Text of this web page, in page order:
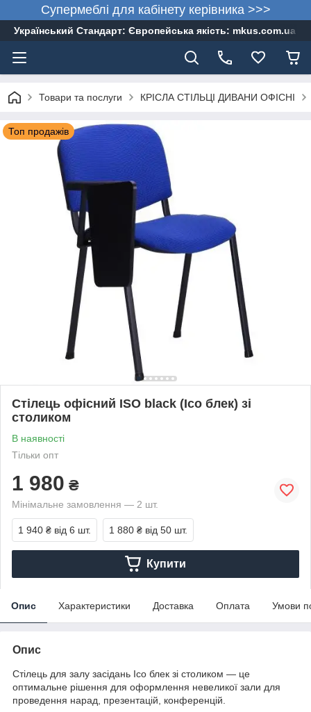
Супермеблі для кабінету керівника >>>
Український Стандарт: Європейська якість: mkus.com.ua
Товари та послуги КРІСЛА СТІЛЬЦІ ДИВАНИ ОФІСНІ
Топ продажів
Стілець офісний ISO black (Ісо блек) зі
столиком
В наявності
Тільки опт
1 980 ₴
Мінімальне замовлення — 2 шт.
1 940 ₴ від 6 шт. 1 880 ₴ від 50 шт.
Купити
Опис Характеристики Доставка Оплата Умови
Опис
Стілець для залу засідань Ісо блек зі столиком ― це
оптимальне рішення для оформлення невеликої зали для
проведення нарад, презентацій, конференцій.